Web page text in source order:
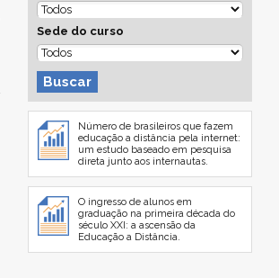
Sede do curso
Buscar
Número de brasileiros que fazem
educação a distância pela internet:
um estudo baseado em pesquisa
direta junto aos internautas.
O ingresso de alunos em
graduação na primeira década do
século XXI: a ascensão da
Educação a Distância.